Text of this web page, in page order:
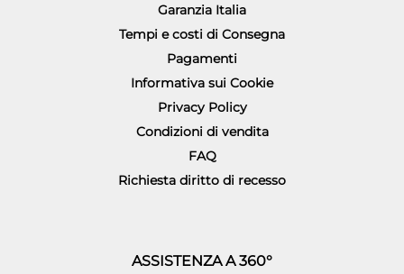
Garanzia Italia
Tempi e costi di Consegna
Pagamenti
Informativa sui Cookie
Privacy Policy
Condizioni di vendita
FAQ
Richiesta diritto di recesso
ASSISTENZA A 360°